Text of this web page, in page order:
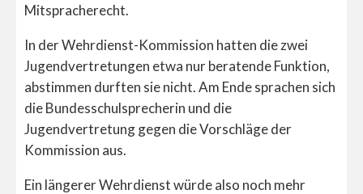
Mitspracherecht.
In der Wehrdienst-Kommission hatten die zwei
Jugendvertretungen etwa nur beratende Funktion,
abstimmen durften sie nicht. Am Ende sprachen sich
die Bundesschulsprecherin und die
Jugendvertretung gegen die Vorschläge der
Kommission aus.
Ein längerer Wehrdienst würde also noch mehr